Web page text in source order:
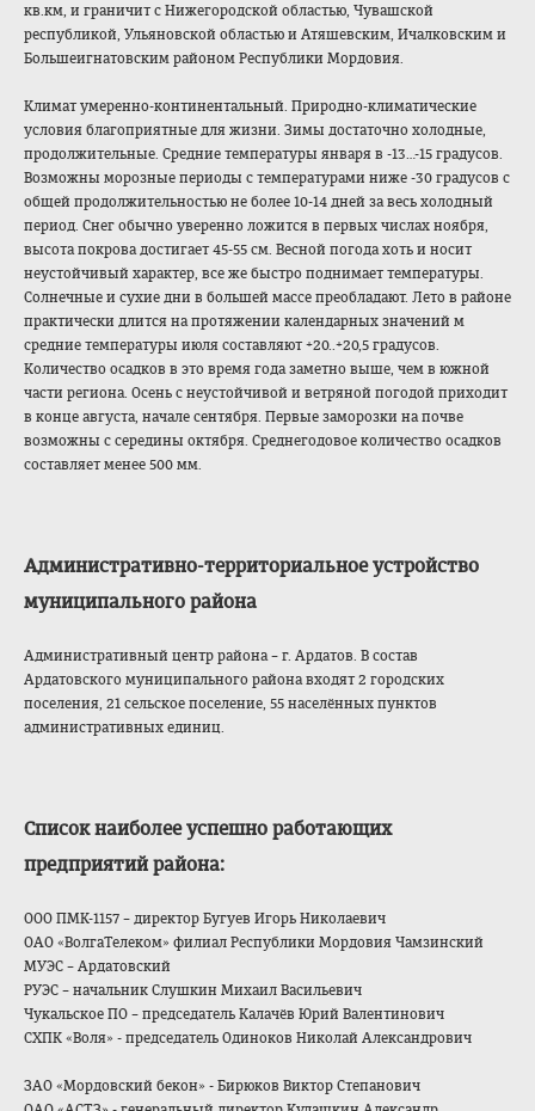
кв.км, и граничит с Нижегородской областью, Чувашской
республикой, Ульяновской областью и Атяшевским, Ичалковским и
Большеигнатовским районом Республики Мордовия.
Климат умеренно-континентальный. Природно-климатические
условия благоприятные для жизни. Зимы достаточно холодные,
продолжительные. Средние температуры января в -13…-15 градусов.
Возможны морозные периоды с температурами ниже -30 градусов с
общей продолжительностью не более 10-14 дней за весь холодный
период. Снег обычно уверенно ложится в первых числах ноября,
высота покрова достигает 45-55 см. Весной погода хоть и носит
неустойчивый характер, все же быстро поднимает температуры.
Солнечные и сухие дни в большей массе преобладают. Лето в районе
практически длится на протяжении календарных значений м
средние температуры июля составляют +20..+20,5 градусов.
Количество осадков в это время года заметно выше, чем в южной
части региона. Осень с неустойчивой и ветряной погодой приходит
в конце августа, начале сентября. Первые заморозки на почве
возможны с середины октября. Среднегодовое количество осадков
составляет менее 500 мм.
Административно-территориальное устройство
муниципального района
Административный центр района – г. Ардатов. В состав
Ардатовского муниципального района входят 2 городских
поселения, 21 сельское поселение, 55 населённых пунктов
административных единиц.
Список наиболее успешно работающих
предприятий района:
ООО ПМК-1157 – директор Бугуев Игорь Николаевич
ОАО «ВолгаТелеком» филиал Республики Мордовия Чамзинский
МУЭС – Ардатовский
РУЭС – начальник Слушкин Михаил Васильевич
Чукальское ПО – председатель Калачёв Юрий Валентинович
СХПК «Воля» - председатель Одиноков Николай Александрович
ЗАО «Мордовский бекон» - Бирюков Виктор Степанович